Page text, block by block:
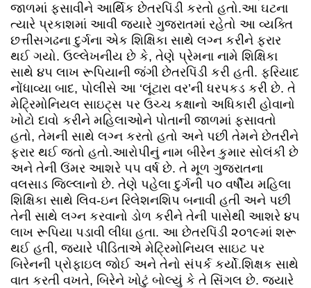
જાળમાં ફસાવીને આર્થિક છેતરપિંડી કરતો હતો.આ ઘટના
ત્યારે પ્રકાશમાં આવી જ્યારે ગુજરાતમાં રહેતો આ વ્યક્તિ
છત્તીસગઢના દુર્ગના એક શિક્ષિકા સાથે લગ્ન કરીને ફરાર
થઈ ગયો. ઉલ્લેખનીય છે કે, તેણે પ્રેમના નામે શિક્ષિકા
સાથે ૪૫ લાખ રૂપિયાની જંગી છેતરપિંડી કરી હતી. ફરિયાદ
નોંધાવ્યા બાદ, પોલીસે આ ‘લૂંટારા વર’ની ધરપકડ કરી છે. તે
મેટ્રિમોનિયલ સાઇટ્સ પર ઉચ્ચ કક્ષાનો અધિકારી હોવાનો
ખોટો દાવો કરીને મહિલાઓને પોતાની જાળમાં ફસાવતો
હતો, તેમની સાથે લગ્ન કરતો હતો અને પછી તેમને છેતરીને
ફરાર થઈ જતો હતો.આરોપીનું નામ બીરેન કુમાર સોલંકી છે
અને તેની ઉંમર આશરે ૫૫ વર્ષ છે. તે મૂળ ગુજરાતના
વલસાડ જિલ્લાનો છે. તેણે પહેલા દુર્ગની ૫૦ વર્ષીય મહિલા
શિક્ષિકા સાથે લિવ-ઇન રિલેશનશિપ બનાવી હતી અને પછી
તેની સાથે લગ્ન કરવાનો ડોળ કરીને તેની પાસેથી આશરે ૪૫
લાખ રૂપિયા પડાવી લીધા હતા. આ છેતરપિંડી ૨૦૧૯માં શરૂ
થઈ હતી, જ્યારે પીડિતાએ મેટ્રિમોનિયલ સાઇટ પર
બિરેનની પ્રોફાઇલ જોઈ અને તેનો સંપર્ક કર્યો.શિક્ષક સાથે
વાત કરતી વખતે, બિરેને ખોટું બોલ્યું કે તે સિંગલ છે. જ્યારે